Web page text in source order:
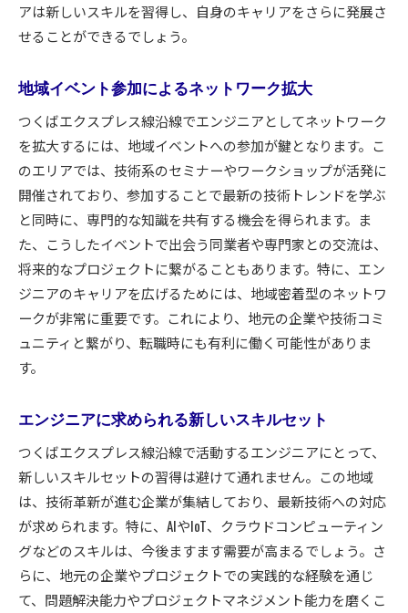
アは新しいスキルを習得し、自身のキャリアをさらに発展さ
せることができるでしょう。
地域イベント参加によるネットワーク拡大
つくばエクスプレス線沿線でエンジニアとしてネットワーク
を拡大するには、地域イベントへの参加が鍵となります。こ
のエリアでは、技術系のセミナーやワークショップが活発に
開催されており、参加することで最新の技術トレンドを学ぶ
と同時に、専門的な知識を共有する機会を得られます。ま
た、こうしたイベントで出会う同業者や専門家との交流は、
将来的なプロジェクトに繋がることもあります。特に、エン
ジニアのキャリアを広げるためには、地域密着型のネットワ
ークが非常に重要です。これにより、地元の企業や技術コミ
ュニティと繋がり、転職時にも有利に働く可能性がありま
す。
エンジニアに求められる新しいスキルセット
つくばエクスプレス線沿線で活動するエンジニアにとって、
新しいスキルセットの習得は避けて通れません。この地域
は、技術革新が進む企業が集結しており、最新技術への対応
が求められます。特に、AIやIoT、クラウドコンピューティン
グなどのスキルは、今後ますます需要が高まるでしょう。さ
らに、地元の企業やプロジェクトでの実践的な経験を通じ
て、問題解決能力やプロジェクトマネジメント能力を磨くこ